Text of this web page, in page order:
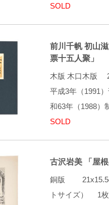
SOLD
前川千帆 初山
票十五人聚」
木版 木口木版
平成3年（1991
和63年（1988）
SOLD
古沢岩美 「屋根
銅版
トサイズ） 1